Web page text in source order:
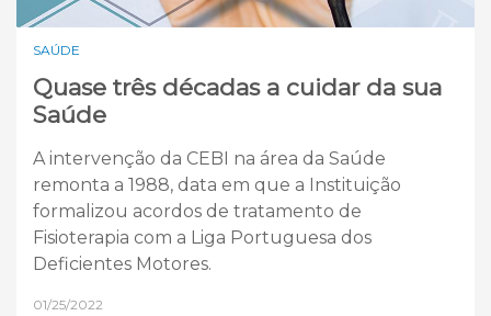
SAÚDE
Quase três décadas a cuidar da sua
Saúde
A intervenção da CEBI na área da Saúde
remonta a 1988, data em que a Instituição
formalizou acordos de tratamento de
Fisioterapia com a Liga Portuguesa dos
Deficientes Motores.
01/25/2022